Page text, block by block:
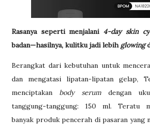
Rasanya seperti menjalani 4-day skin
badan—hasilnya, kulitku jadi lebih glowing
Berangkat dari kebutuhan untuk
dan mengatasi lipatan-lipatan gelap,
menciptakan body serumdengan
tanggung-tanggung: 150 ml. Teratu
banyak produk pencerah di pasaran yang